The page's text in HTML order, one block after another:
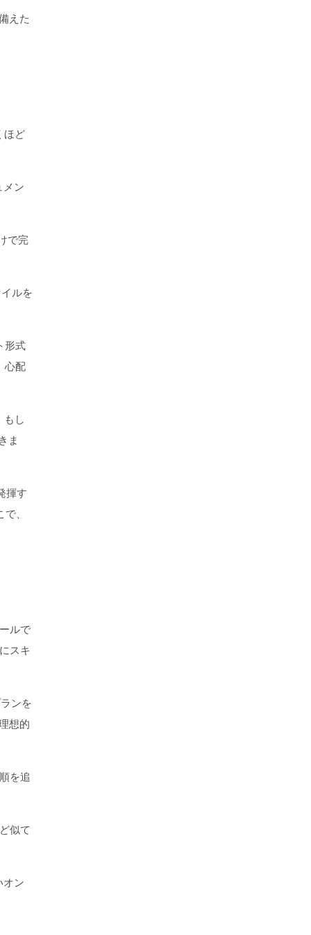
えた
ほど
メン
で完
ルを
形式
心配
もし
ま
揮す
、
ルで
スキ
ンを
想的
を追
似て
オン